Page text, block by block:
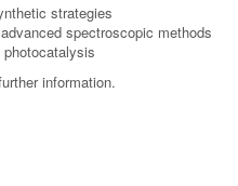
strategies
spectroscopic methods
information.